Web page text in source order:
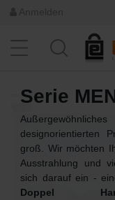
Serie
designorientierten
groß. Wir möchten
Ausstrahlung und
sich darauf ein -
Doppel